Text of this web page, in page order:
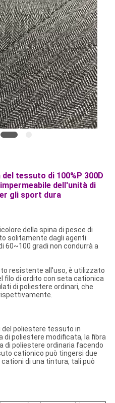
tessuto di 100%P 300D
dell'unità di
gli sport dura
della spina di pesce di
solitamente dagli agenti
60~100 gradi non condurrà a
resistente all'uso, è utilizzato
filo di ordito con seta cationica
di poliestere ordinari, che
del poliestere tessuto in
di poliestere modificata, la fibra
di poliestere ordinaria facendo
cationico può tingersi due
di una tintura, tali può